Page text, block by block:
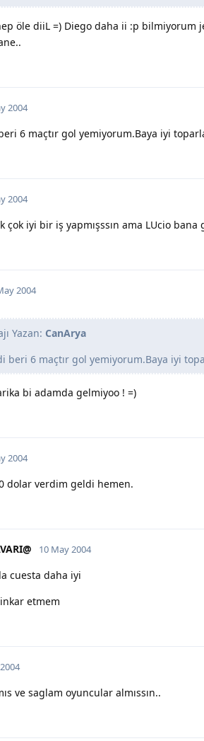
öle diiL =) Diego daha ii :p bilmiyorum
2004
6 maçtır gol yemiyorum.Baya iyi
2004
çok iyi bir iş yapmışssın ama LUcio bana
2004
Yazan: CanArya
beri 6 maçtır gol yemiyorum.Baya iyi
bi adamda gelmiyoo ! =)
2004
dolar verdim geldi hemen.
10 May 2004
cuesta daha iyi
etmem
ve saglam oyuncular almıssın..